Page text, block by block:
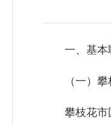
一、基本
（一）攀枝
攀枝花市国